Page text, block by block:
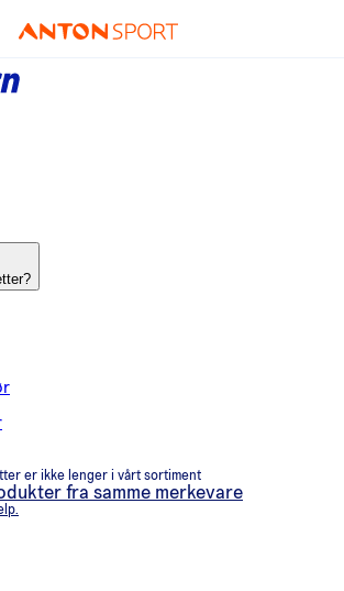
er ikke lenger i vårt sortiment
fra samme merkevare